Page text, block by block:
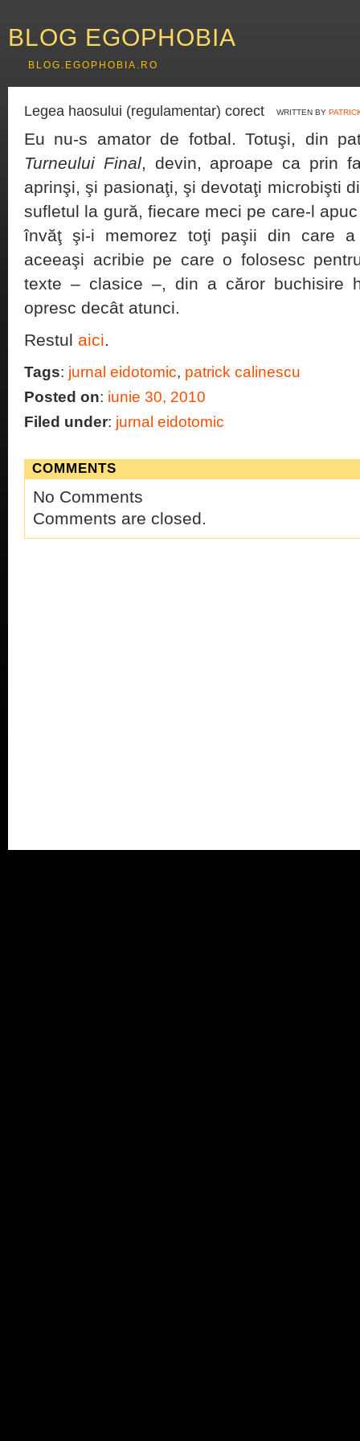
BLOG EGOPHOBIA
BLOG.EGOPHOBIA.RO
Legea haosului (regulamentar) corect WRITTEN BY
Eu nu-s amator de fotbal. Totuşi, din
Turneului Final, devin, aproape ca prin
aprinşi, şi pasionaţi, şi devotaţi microbişti
sufletul la gură, fiecare meci pe care-l
învăţ şi-i memorez toţi paşii din care
aceeaşi acribie pe care o folosesc
texte – clasice –, din a căror buchisire
opresc decât atunci.
Restul aici.
Tags: jurnal eidotomic, patrick calinescu
Posted on: iunie 30, 2010
Filed under: jurnal eidotomic
COMMENTS
No Comments
Comments are closed.